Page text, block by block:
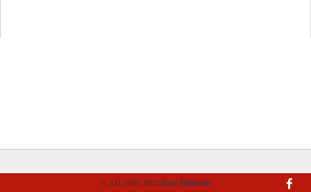
© AD 2005-2022Eesti Piibliselts